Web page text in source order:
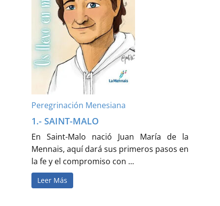
Peregrinación Menesiana
1.- SAINT-MALO
En Saint-Malo nació Juan María de la
Mennais, aquí dará sus primeros pasos en
la fe y el compromiso con ...
Leer Más